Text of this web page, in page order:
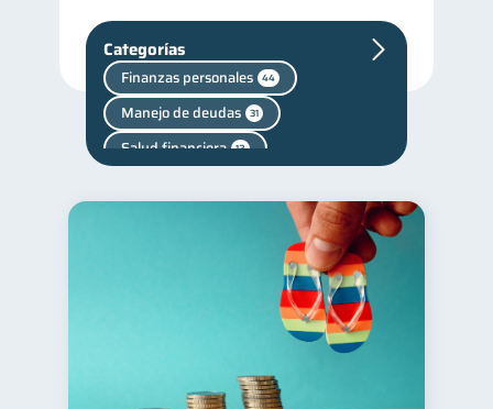
Categorías
Finanzas personales 44
Manejo de deudas 31
Salud financiera 12
Superintendencia de Bancos 4
1